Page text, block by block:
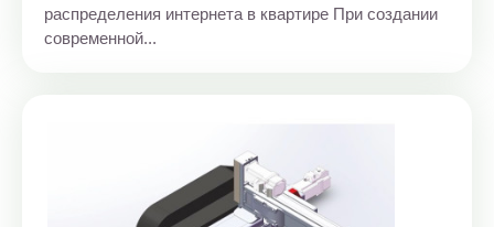
распределения интернета в квартире При создании
современной...